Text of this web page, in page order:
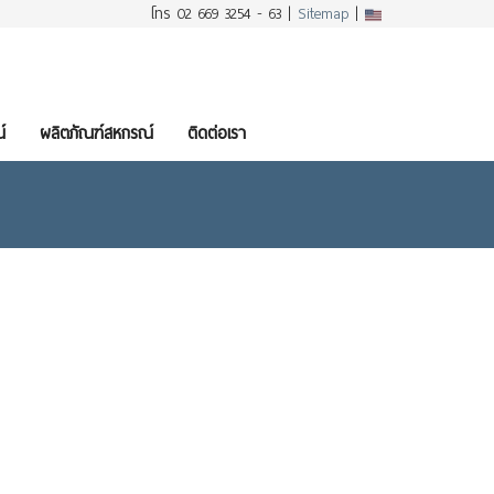
โทร 02 669 3254 - 63 | Sitemap |
ผลิตภัณฑ์สหกรณ์ ติดต่อเรา